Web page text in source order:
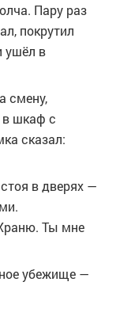
Пару раз
покрутил
ушёл в
смену,
в шкаф с
сказал:
в дверях —
Ты мне
убежище —